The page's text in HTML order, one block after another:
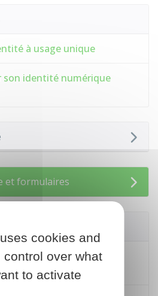
à usage unique
son identité numérique
et formulaires
!
en mairie : quel
?
cookies and
control over what
to activate